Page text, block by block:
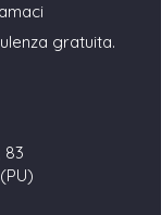
gratuita.
83